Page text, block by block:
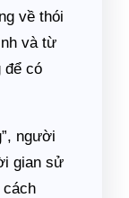
về thói
và từ
để có
người
gian sử
cách